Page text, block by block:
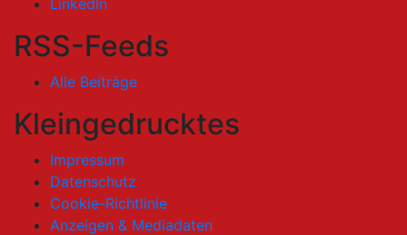
RSS-Feeds
Alle Beiträge
Kleingedrucktes
Impressum
Datenschutz
Cookie-Richtlinie
Anzeigen & Mediadaten